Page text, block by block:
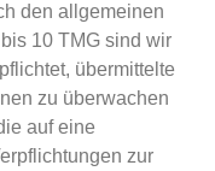
den allgemeinen
10 TMG sind wir
übermittelte
zu überwachen
auf eine
zur